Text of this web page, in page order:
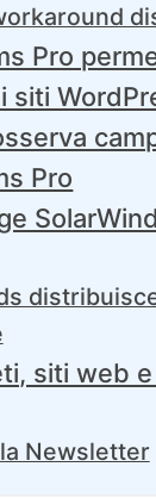
Pro
siti
Pro
siti web
Newsletter